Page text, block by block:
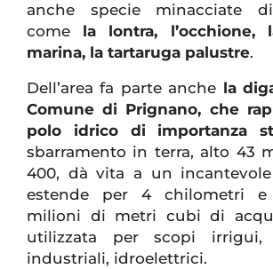
anche specie minacciate
come la lontra, l’occhione,
marina, la tartaruga palustre.
Dell’area fa parte anche la
Comune di Prignano, che
polo idrico di importanza
sbarramento in terra, alto 43
400, dà vita a un
estende per 4 chilometri
milioni di metri cubi di
utilizzata per scopi irrigui,
industriali, idroelettrici.